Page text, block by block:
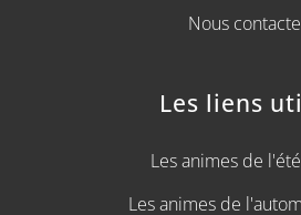
Nous
Les liens
Les animes de
Les animes de